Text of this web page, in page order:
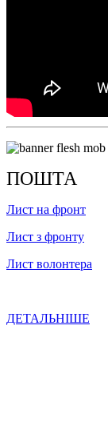
ПОШТА
Лист на фронт
Лист з фронту
Лист волонтера
ДЕТАЛЬНІШЕ